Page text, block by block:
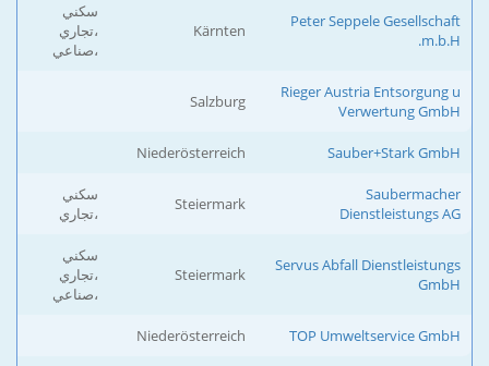
Peter Seppele Gesellschaft
m.b.H.
Kärnten
سكني
،تجاري
،صناعي
Rieger Austria Entsorgung u
Verwertung GmbH
Salzburg
Sauber+Stark GmbH
Niederösterreich
Saubermacher
Dienstleistungs AG
Steiermark
سكني
،تجاري
Servus Abfall Dienstleistungs
GmbH
Steiermark
سكني
،تجاري
،صناعي
TOP Umweltservice GmbH
Niederösterreich